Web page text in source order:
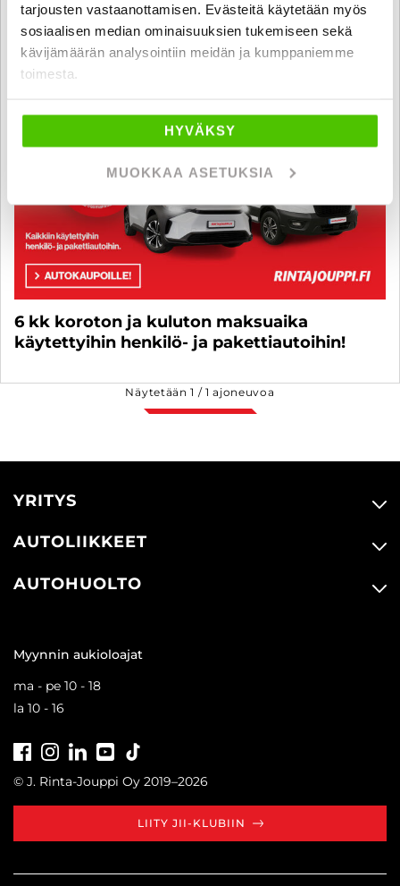
tarjousten vastaanottamisen. Evästeitä käytetään myös
sosiaalisen median ominaisuuksien tukemiseen sekä
kävijämäärän analysointiin meidän ja kumppaniemme
toimesta.
HYVÄKSY
MUOKKAA ASETUKSIA
6 kk koroton ja kuluton maksuaika
käytettyihin henkilö- ja pakettiautoihin!
Näytetään1 /1 ajoneuvoa
YRITYS
AUTOLIIKKEET
AUTOHUOLTO
Myynnin aukioloajat
ma - pe 10 - 18
la 10 - 16
FacebookInstagramLinkedInYoutube
© J. Rinta-Jouppi Oy 2019–2026
LIITY JII-KLUBIIN